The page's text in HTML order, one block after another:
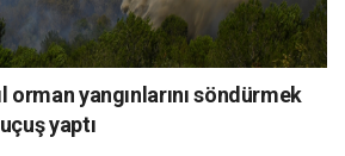
orman yangınlarını söndürmek
yaptı